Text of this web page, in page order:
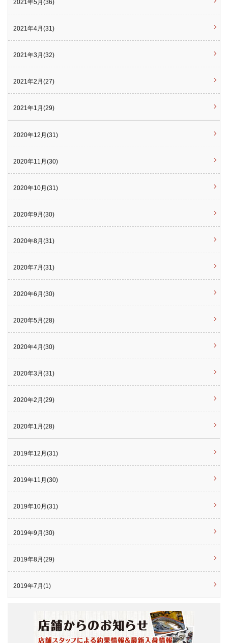
2021年5月(36)
2021年4月(31)
2021年3月(32)
2021年2月(27)
2021年1月(29)
2020年12月(31)
2020年11月(30)
2020年10月(31)
2020年9月(30)
2020年8月(31)
2020年7月(31)
2020年6月(30)
2020年5月(28)
2020年4月(30)
2020年3月(31)
2020年2月(29)
2020年1月(28)
2019年12月(31)
2019年11月(30)
2019年10月(31)
2019年9月(30)
2019年8月(29)
2019年7月(1)